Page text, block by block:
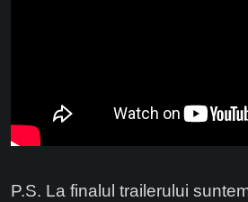
P.S. La finalul trailerului